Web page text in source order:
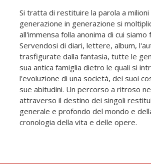
Si tratta di restituire la parola a
generazione in generazione si
all'immensa folla anonima di cui siamo
Servendosi di diari, lettere, album,
trasfigurate dalla fantasia, tutte le
sua antica famiglia dietro le quali si
l'evoluzione di una società, dei suoi
sue abitudini. Un percorso a ritroso
attraverso il destino dei singoli
generale e profondo del mondo e
cronologia della vita e delle opere.